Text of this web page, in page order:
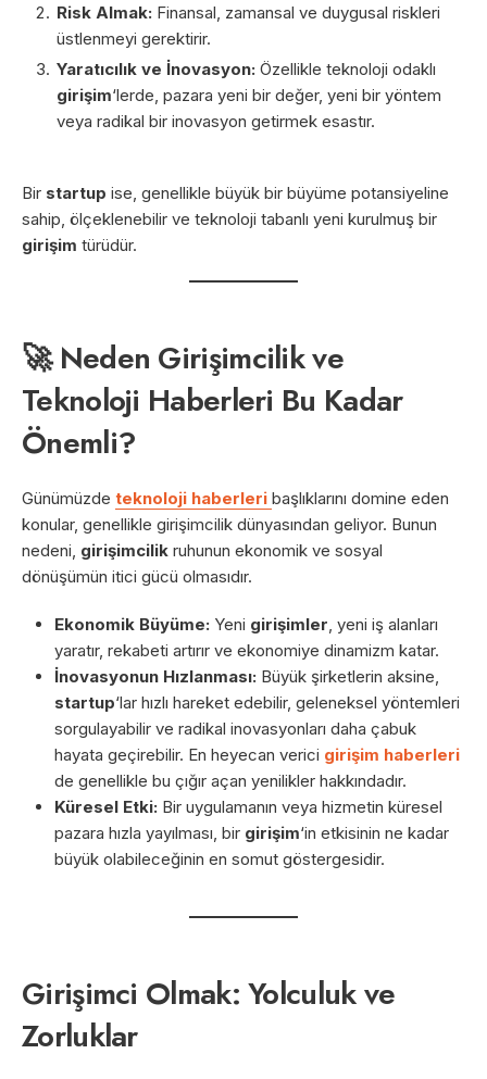
Risk Almak: Finansal, zamansal ve duygusal riskleri
üstlenmeyi gerektirir.
Yaratıcılık ve İnovasyon: Özellikle teknoloji odaklı
girişim‘lerde, pazara yeni bir değer, yeni bir yöntem
veya radikal bir inovasyon getirmek esastır.
Bir startup ise, genellikle büyük bir büyüme potansiyeline
sahip, ölçeklenebilir ve teknoloji tabanlı yeni kurulmuş bir
girişim türüdür.
🚀 Neden Girişimcilik ve
Teknoloji Haberleri Bu Kadar
Önemli?
Günümüzde teknoloji haberleri başlıklarını domine eden
konular, genellikle girişimcilik dünyasından geliyor. Bunun
nedeni, girişimcilik ruhunun ekonomik ve sosyal
dönüşümün itici gücü olmasıdır.
Ekonomik Büyüme: Yeni girişimler , yeni iş alanları
yaratır, rekabeti artırır ve ekonomiye dinamizm katar.
İnovasyonun Hızlanması: Büyük şirketlerin aksine,
startup‘lar hızlı hareket edebilir, geleneksel yöntemleri
sorgulayabilir ve radikal inovasyonları daha çabuk
hayata geçirebilir. En heyecan verici girişim haberleri
de genellikle bu çığır açan yenilikler hakkındadır.
Küresel Etki: Bir uygulamanın veya hizmetin küresel
pazara hızla yayılması, bir girişim‘in etkisinin ne kadar
büyük olabileceğinin en somut göstergesidir.
Girişimci Olmak: Yolculuk ve
Zorluklar